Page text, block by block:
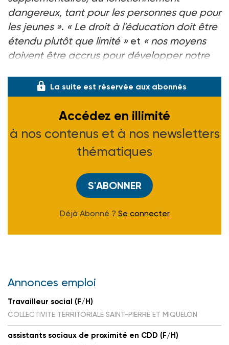
dangereux, tant pour les personnes que pour
les jeunes ». « Le droit à l'éducation doit être
étendu plutôt que limité »et « nos moyens
doivent être accrus pour développer notre
La suite est réservée aux abonnés
Accédez en illimité
à nos contenus et à nos newsletters
thématiques
S'ABONNER
Déjà Abonné ? Se connecter
Annonces emploi
Travailleur social (F/H)
COLLECTIVITE TERRITORIALE SAINT-PIERRE ET MIQUELON
assistants sociaux de proximité en CDD (F/H)